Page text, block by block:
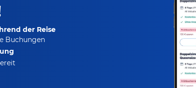
der Reise
Buchungen